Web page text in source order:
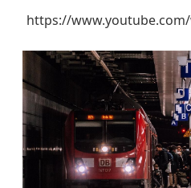
https://www.youtube.com/